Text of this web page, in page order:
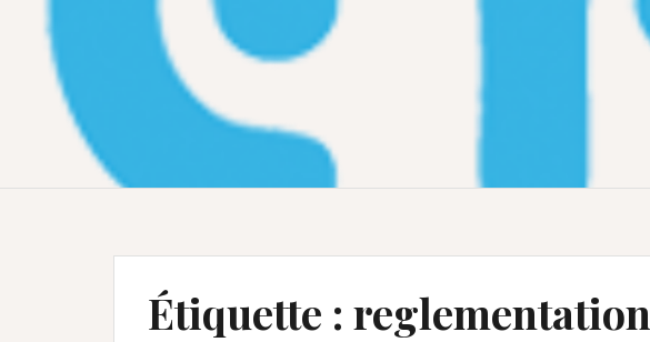
Étiquette : reglementation